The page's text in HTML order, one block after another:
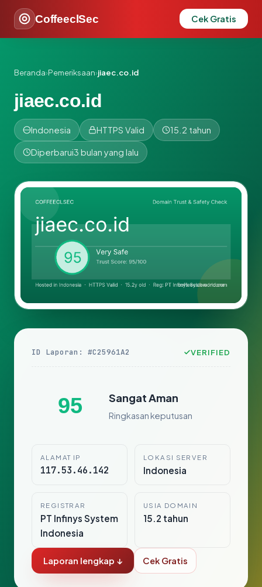
CoffeeclSec Cek Gratis
Beranda›Pemeriksaan›jiaec.co.id
jiaec.co.id
Indonesia HTTPS Valid 15.2 tahun
Diperbarui3 bulan yang lalu
ID Laporan: #C25961A2 VERIFIED
95 Sangat Aman
Ringkasan keputusan
ALAMAT IP
117.53.46.142
LOKASI SERVER
Indonesia
REGISTRAR
PT Infinys System
Indonesia
USIA DOMAIN
15.2 tahun
Laporan lengkap ↓ Cek Gratis